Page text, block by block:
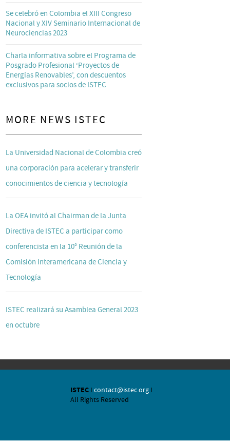
Se celebró en Colombia el XIII Congreso
Nacional y XIV Seminario Internacional de
Neurociencias 2023
Charla informativa sobre el Programa de
Posgrado Profesional ‘Proyectos de
Energías Renovables’, con descuentos
exclusivos para socios de ISTEC
MORE NEWS ISTEC
La Universidad Nacional de Colombia creó
una corporación para acelerar y transferir
conocimientos de ciencia y tecnología
La OEA invitó al Chairman de la Junta
Directiva de ISTEC a participar como
conferencista en la 10° Reunión de la
Comisión Interamericana de Ciencia y
Tecnología
ISTEC realizará su Asamblea General 2023
en octubre
ISTECI contact@istec.orgI
All Rights Reserved